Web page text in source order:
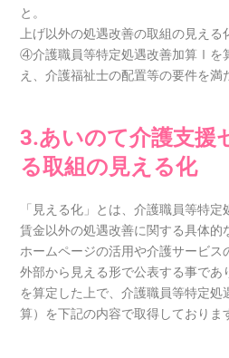
と。
上げ以外の処遇改善の取組の見える
④介護職員等特定処遇改善加算Ⅰを
え、介護福祉士の配置等の要件を満
3.あいのて介護支援
る取組の見える化
「見える化」とは、介護職員等特
賃金以外の処遇改善に関する具体的
ホームページの活用や介護サービス
外部から見える形で公表する事であ
を算定した上で、介護職員等特定処
算）を下記の内容で取得しておりま